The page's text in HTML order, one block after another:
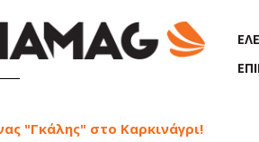
"Γκάλης" στο Καρκινάγρι!